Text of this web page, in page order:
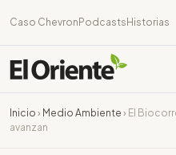
Caso Chevron Podcasts Historias
Inicio › Medio Ambiente › El
avanzan